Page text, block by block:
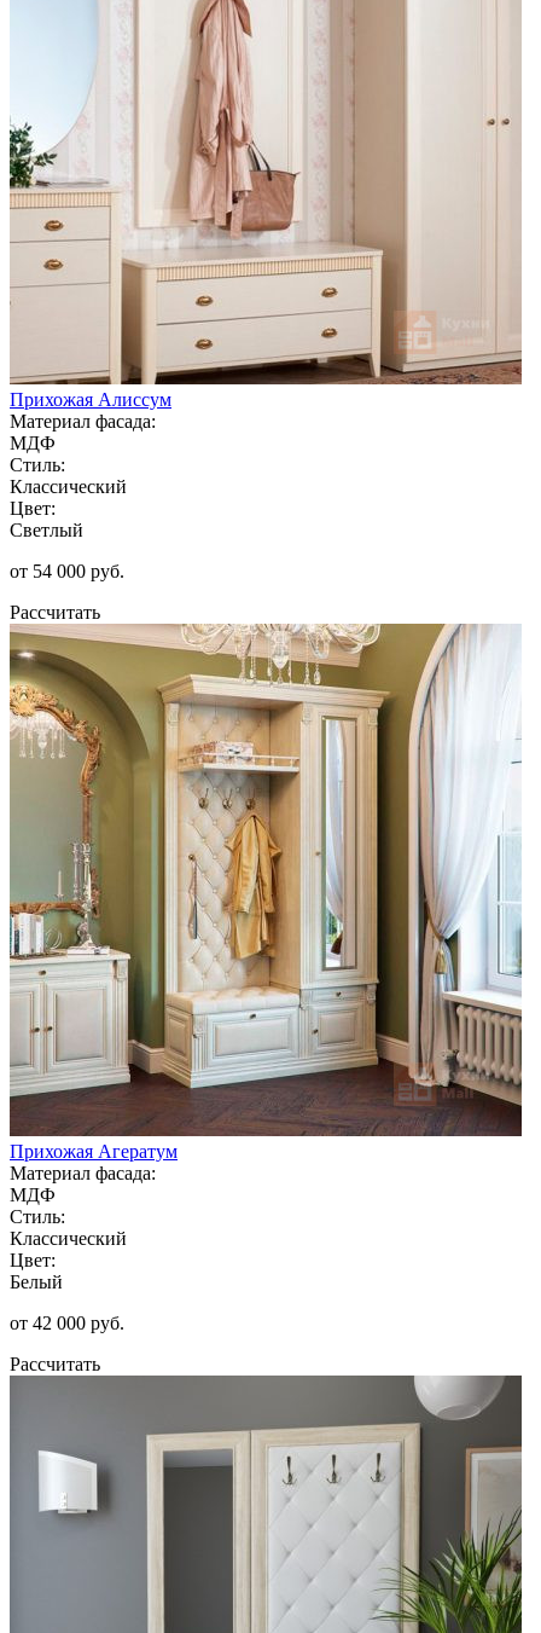
Прихожая Алиссум
Материал фасада:
МДФ
Стиль:
Классический
Цвет:
Светлый
от 54 000 руб.
Рассчитать
Прихожая Агератум
Материал фасада:
МДФ
Стиль:
Классический
Цвет:
Белый
от 42 000 руб.
Рассчитать